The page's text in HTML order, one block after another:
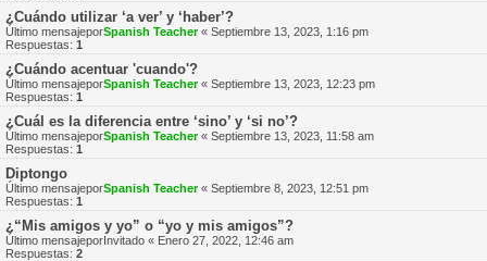
¿Cuándo utilizar ‘a ver’ y ‘haber’?
Último mensajeporSpanish Teacher« Septiembre 13, 2023, 1:16 pm
Respuestas: 1
¿Cuándo acentuar 'cuando'?
Último mensajeporSpanish Teacher« Septiembre 13, 2023, 12:23 pm
Respuestas: 1
¿Cuál es la diferencia entre ‘sino’ y ‘si no’?
Último mensajeporSpanish Teacher« Septiembre 13, 2023, 11:58 am
Respuestas: 1
Diptongo
Último mensajeporSpanish Teacher« Septiembre 8, 2023, 12:51 pm
Respuestas: 1
¿“Mis amigos y yo” o “yo y mis amigos”?
Último mensajeporInvitado « Enero 27, 2022, 12:46 am
Respuestas: 2